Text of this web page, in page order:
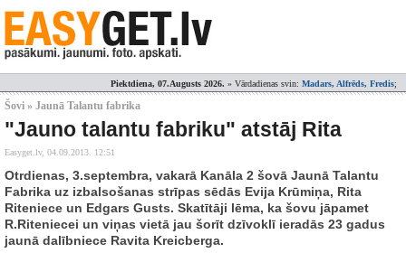
Piektdiena, 07.Augusts 2026. » Vārdadienas svin: Madars, Alfrēds, Fredis;
Šovi » Jaunā Talantu fabrika
"Jauno talantu fabriku" atstāj Rita
Easyget.lv, 04.09.2013. 12:51
Otrdienas, 3.septembra, vakarā Kanāla 2 šovā Jaunā Talantu
Fabrika uz izbalsošanas strīpas sēdās Evija Krūmiņa, Rita
Riteniece un Edgars Gusts. Skatītāji lēma, ka šovu jāpamet
R.Riteniecei un viņas vietā jau šorīt dzīvoklī ieradās 23 gadus
jaunā dalībniece Ravita Kreicberga.